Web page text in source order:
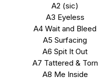
A2 (sic)
A3 Eyeless
A4 Wait and Bleed
A5 Surfacing
A6 Spit It Out
A7 Tattered & Torn
A8 Me Inside